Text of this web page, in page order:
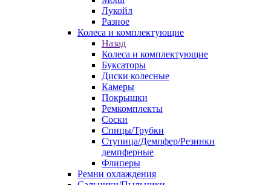
Лукойл
Разное
Колеса и комплектующие
Назад
Колеса и комплектующие
Буксаторы
Диски колесные
Камеры
Покрышки
Ремкомплекты
Соски
Спицы/Трубки
Ступица/Демпфер/Резинки
демпферные
Флиперы
Ремни охлаждения